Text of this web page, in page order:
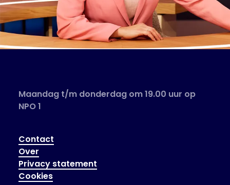
Maandag t/m donderdag om 19.00 uur op
NPO 1
Contact
Over
Privacy statement
Cookies